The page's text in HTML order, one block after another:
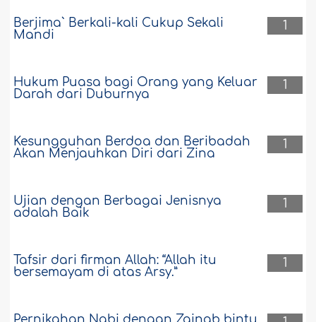
1
Berjima` Berkali-kali Cukup Sekali
Mandi
1
Hukum Puasa bagi Orang yang Keluar
Darah dari Duburnya
1
Kesungguhan Berdoa dan Beribadah
Akan Menjauhkan Diri dari Zina
1
Ujian dengan Berbagai Jenisnya
adalah Baik
1
Tafsir dari firman Allah: “Allah itu
bersemayam di atas Arsy.”